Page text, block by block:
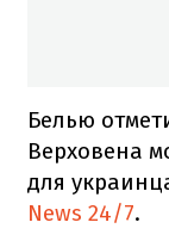
Белью
Верховена
для
News 24/7.